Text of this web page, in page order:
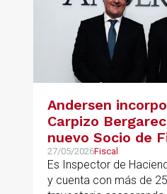
Andersen
Carpizo
nuevo Socio de
responsable de
ibérica de
27/05/2026Fiscal
Es Inspector de
y cuenta con más de